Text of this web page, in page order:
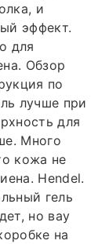
и
эффект.
для
Обзор
по
лучше при
для
Много
кожа не
Hendel.
гель
но вау
на